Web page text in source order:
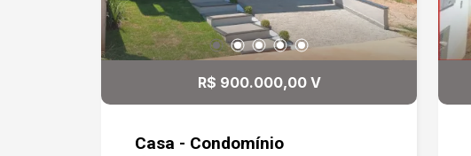
R$ 900.000,00 V
Casa - Condomínio